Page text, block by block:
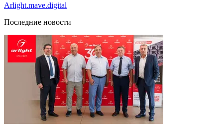
Arlight.mave.digital
Последние новости